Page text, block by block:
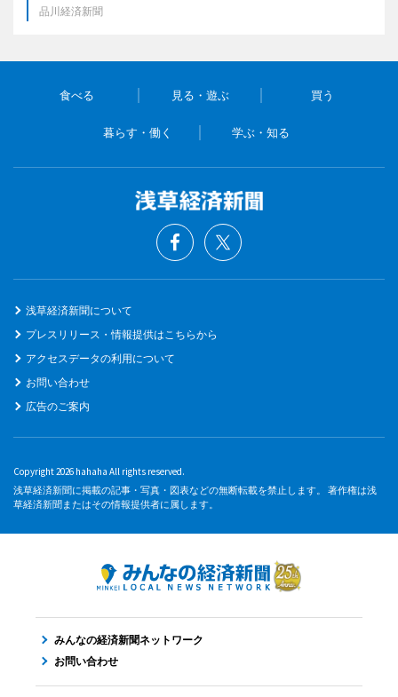
品川経済新聞
食べる 見る・遊ぶ 買う
暮らす・働く 学ぶ・知る
浅草経済新聞について
プレスリリース・情報提供はこちらから
アクセスデータの利用について
お問い合わせ
広告のご案内
Copyright 2026 hahaha All rights reserved.
浅草経済新聞に掲載の記事・写真・図表などの無断転載を禁止します。 著作権は浅
草経済新聞またはその情報提供者に属します。
みんなの経済新聞ネットワーク
お問い合わせ